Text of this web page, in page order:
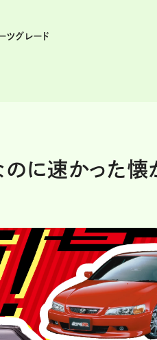
グレード
に速かった懐